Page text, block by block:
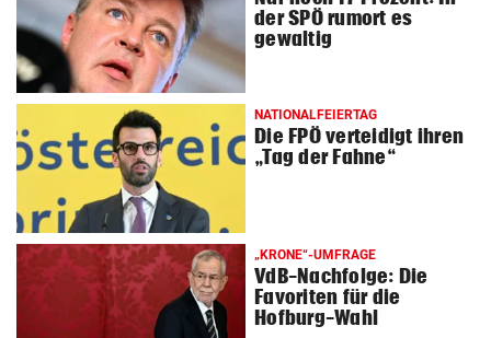
der SPÖ rumort es
gewaltig
NATIONALFEIERTAG
Die FPÖ verteidigt ihren
„Tag der Fahne“
„KRONE“-UMFRAGE
VdB-Nachfolge: Die
Favoriten für die
Hofburg-Wahl